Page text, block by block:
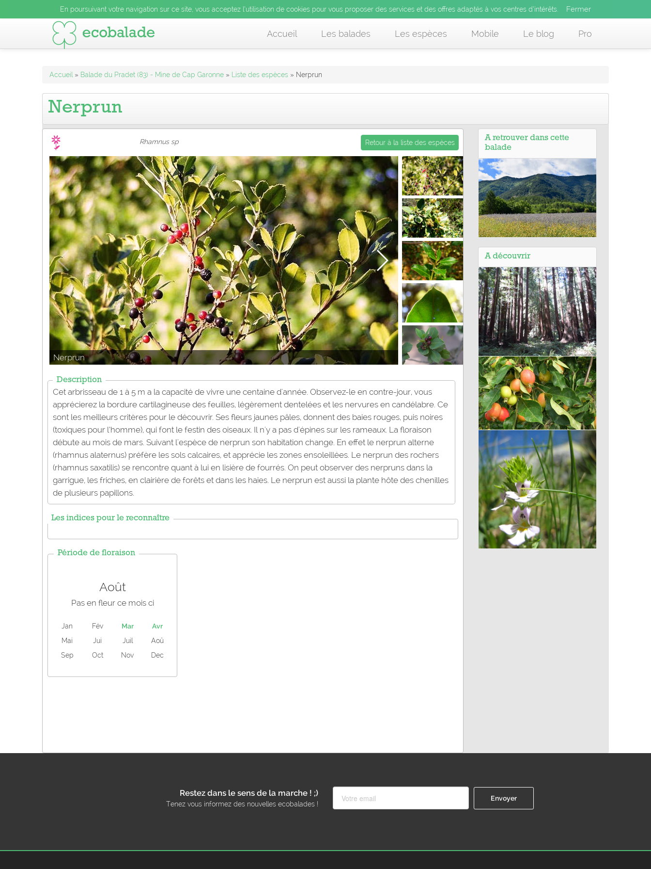
En poursuivant votre navigation sur ce site, vous acceptez l’utilisation de cookies pour vous proposer des services et des offres adaptés à vos centres d’intérêts. x
Accueil Les balades Les espèces Mobile Le blog Pro
En poursuivant votre navigation sur ce site, vous acceptez l’utilisation de cookies pour vous proposer des services et des offres adaptés à vos centres d’intérêts. Fermer
En poursuivant votre navigation sur ce site, vous acceptez l’utilisation de cookies pour vous proposer des services et des offres adaptés à vos centres d’intérêts.
Accueil » Balade du Pradet (83) - Mine de Cap Garonne » Liste des espèces » Nerprun
Nerprun
Rhamnus sp Retour à la liste des espèces
Nerprun
Description
Cet arbrisseau de 1 à 5 m a la capacité de vivre une centaine d'année. Observez-le en contre-jour, vous
apprécierez la bordure cartilagineuse des feuilles, légèrement dentelées et les nervures en candélabre. Ce
sont les meilleurs critères pour le découvrir. Ses fleurs jaunes pâles, donnent des baies rouges, puis noires
(toxiques pour l’homme), qui font le festin des oiseaux. Il n'y a pas d'épines sur les rameaux. La floraison
débute au mois de mars. Suivant l'espèce de nerprun son habitation change. En effet le nerprun alterne
(rhamnus alaternus) préfère les sols calcaires, et apprécie les zones ensoleillées. Le nerprun des rochers
(rhamnus saxatilis) se rencontre quant à lui en lisière de fourrés. On peut observer des nerpruns dans la
garrigue, les friches, en clairière de forêts et dans les haies. Le nerprun est aussi la plante hôte des chenilles
de plusieurs papillons.
Les indices pour le reconnaître
Période de floraison
Août
Pas en fleur ce mois ci
Jan Fév Mar
Avr
Mai
Jui Juil
Aoû
Sep
Oct Nov Dec
A retrouver dans cette
balade
(84) - Itinérance 3 villages au Mont
Ventoux
A découvrir
Séquoia à feuilles d'if
Pommier sauvage
Restez dans le sens de la marche ! ;)
Tenez vous informez des nouvelles ecobalades !